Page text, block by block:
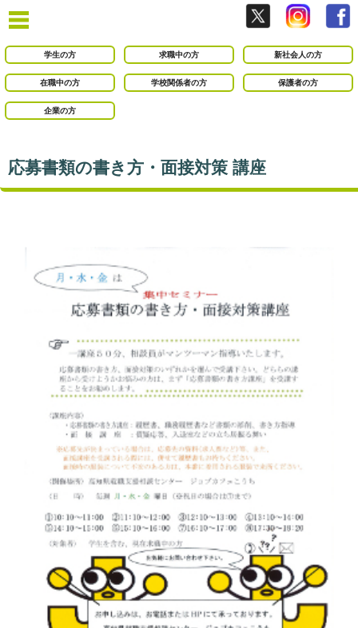
学生の方 求職中の方 新社会人の方
在職中の方 学校関係者の方 保護者の方
企業の方
応募書類の書き方・面接対策 講座